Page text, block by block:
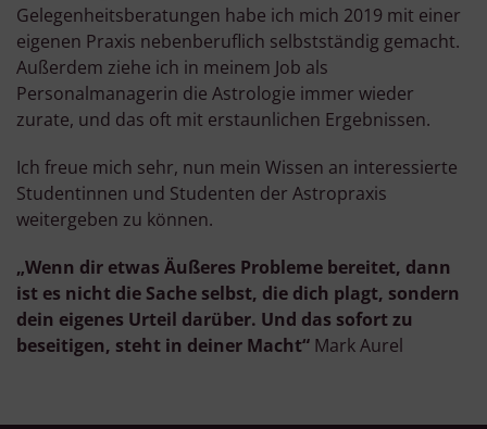
Gelegenheitsberatungen habe ich mich 2019 mit einer
eigenen Praxis nebenberuflich selbstständig gemacht.
Außerdem ziehe ich in meinem Job als
Personalmanagerin die Astrologie immer wieder
zurate, und das oft mit erstaunlichen Ergebnissen.
Ich freue mich sehr, nun mein Wissen an interessierte
Studentinnen und Studenten der Astropraxis
weitergeben zu können.
„Wenn dir etwas Äußeres Probleme bereitet, dann
ist es nicht die Sache selbst, die dich plagt, sondern
dein eigenes Urteil darüber. Und das sofort zu
beseitigen, steht in deiner Macht“ Mark Aurel
Erstellung von Profilen für personalisierte Werbung
Verwendung von Profilen zur Auswahl personalisierter Werbung
Erstellung von Profilen zur Personalisierung von Inhalten
Verwendung von Profilen zur Auswahl personalisierter Inhalte
Messung der Werbeleistung
Messung der Performance von Inhalten
Analyse von Zielgruppen durch Statistiken oder Kombinationen
Entwicklung und Verbesserung der Angebote
Verwendung reduzierter Daten zur Auswahl von Inhalten
Verwendung genauer Standortdaten